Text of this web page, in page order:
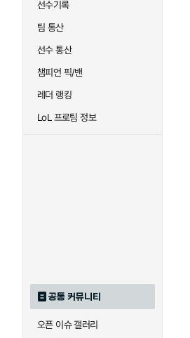
선수기록
팀 통산
선수 통산
챔피언 픽/밴
레더 랭킹
LoL 프로팀 정보
공통 커뮤니티
오픈 이슈 갤러리